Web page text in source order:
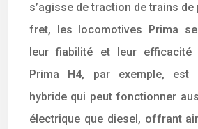
s’agisse de traction de trains
fret, les locomotives Prima
leur fiabilité et leur efficacité
Prima H4, par exemple, est
hybride qui peut fonctionner
électrique que diesel, offrant